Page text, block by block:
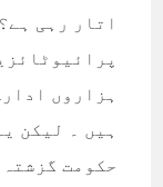
اتار رہی
ہزاروں
ہیں ۔ لیکن
حکومت